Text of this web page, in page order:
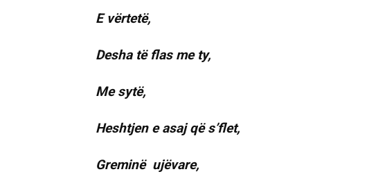
E vërtetë,
Desha të flas me ty,
Me sytë,
Heshtjen e asaj që s’flet,
Greminë ujëvare,